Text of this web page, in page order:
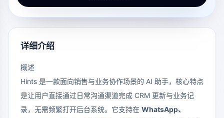
详细介绍
概述
Hints 是一款面向销售与业务协作场景的 AI 助手，核心特点
是让用户直接通过日常沟通渠道完成 CRM 更新与业务记
录，无需频繁打开后台系统。它支持在 WhatsApp、